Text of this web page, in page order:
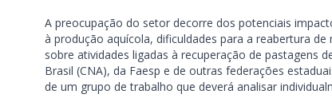
A preocupação do setor decorre dos potenciais
à produção aquícola, dificuldades para a reabertura
sobre atividades ligadas à recuperação de pastagens
Brasil (CNA), da Faesp e de outras federações
de um grupo de trabalho que deverá analisar